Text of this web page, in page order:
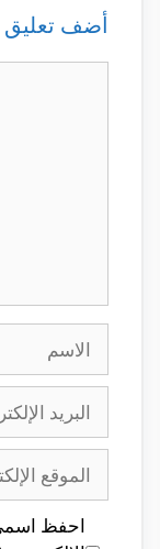
أضف تعليق
الاسم
البريد
الإلكتروني
الموقع
الإلكتروني
احفظ